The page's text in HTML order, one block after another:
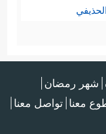
شهر رمضان
معنا تواصل معنا